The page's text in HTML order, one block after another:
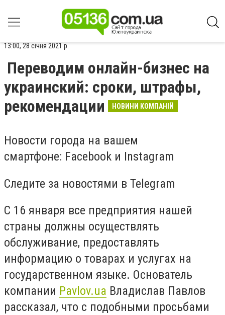
13:00, 28 січня 2021 р.
Переводим онлайн-бизнес на
украинский: сроки, штрафы,
рекомендации
НОВИНИ КОМПАНІЙ
Новости города на вашем
смартфоне: Facebook и Instagram
Следите за новостями в Telegram
С 16 января все предприятия нашей
страны должны осуществлять
обслуживание, предоставлять
информацию о товарах и услугах на
государственном языке. Основатель
компании Pavlov.ua Владислав Павлов
рассказал, что с подобными просьбами